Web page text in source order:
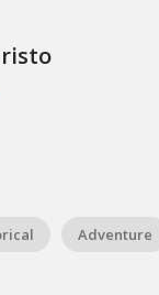
Adventure